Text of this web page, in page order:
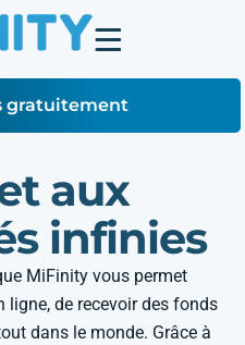
gratuitement
aux
infinies
MiFinity vous permet
ligne, de recevoir des fonds
dans le monde. Grâce à